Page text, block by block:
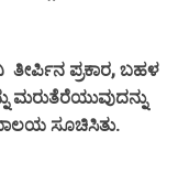
ತೀರ್ಪಿನ ಪ್ರಕಾರ, ಬಹಳ
ಮರುತೆರೆಯುವುದನ್ನು
ಸೂಚಿಸಿತು.